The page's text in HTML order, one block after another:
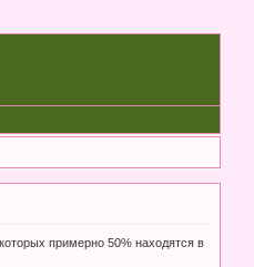
примерно 50% находятся в